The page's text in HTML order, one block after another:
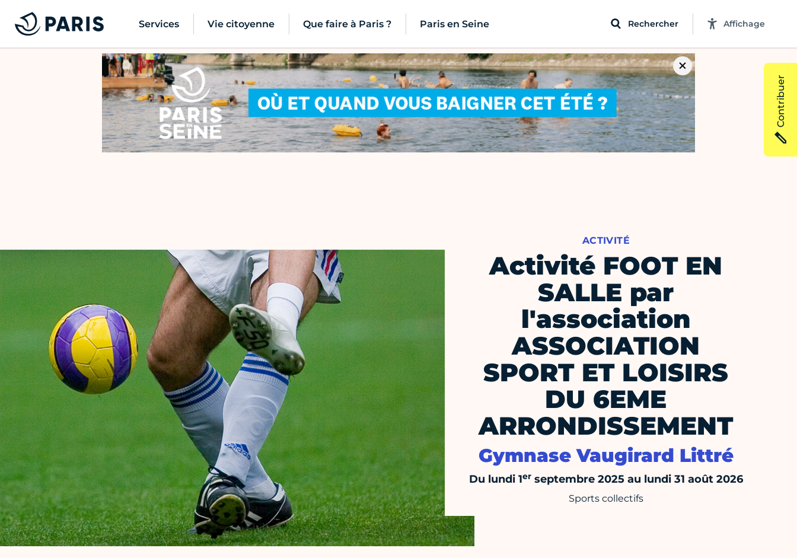
Services Vie citoyenne Que faire à Paris ? Paris en Seine Rechercher Affichage
ACTIVITÉ
Activité FOOT EN
SALLE par
l'association
ASSOCIATION
SPORT ET LOISIRS
DU 6EME
ARRONDISSEMENT
Gymnase Vaugirard Littré
Du lundi 1erseptembre 2025 au lundi 31 août 2026
Sports collectifs
Contribuer